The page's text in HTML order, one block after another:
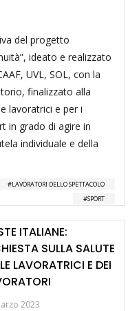
del progetto
ideato e realizzato
UVL, SOL, con la
finalizzato alla
lavoratrici e per i
in grado di agire in
individuale e della
LAVORATORI DELLO SPETTACOLO
SPORT
ITALIANE:
SULLA SALUTE
LAVORATRICI E DEI
2023